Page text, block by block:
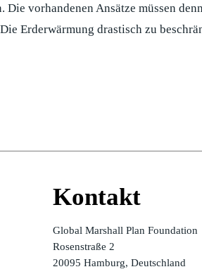
vorhandenen Ansätze müssen
Erderwärmung drastisch zu
Kontakt
Global Marshall Plan Foundation
Rosenstraße 2
20095 Hamburg, Deutschland